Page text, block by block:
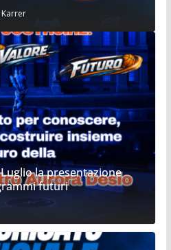
la presentazione
futuri